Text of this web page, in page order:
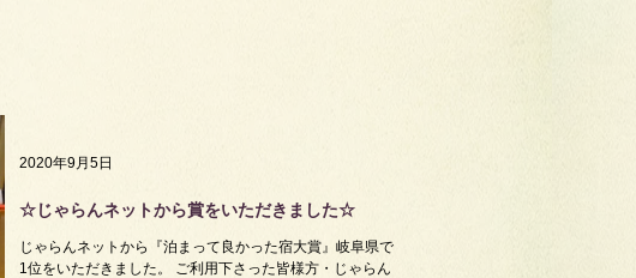
☆じゃらんネットから賞をいただきました☆
じゃらんネットから『泊まって良かった宿大賞』岐阜県で
1位をいただきました。 ご利用下さった皆様方・じゃらん
2020年9月5日